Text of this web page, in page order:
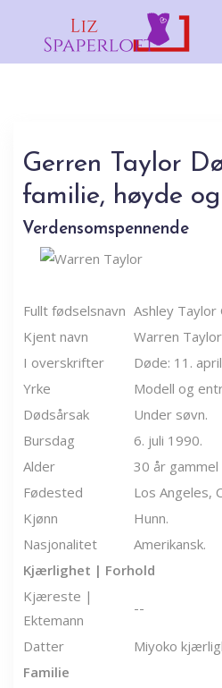
Gerren Taylor
familie, høyde
Verdensomspennende
Fullt fødselsnavn Ashley Taylor
Kjent navn
Warren Taylor
I overskrifter
Døde: 11.
Yrke
Modell og
Dødsårsak
Under søvn.
Bursdag
6. juli 1990.
Alder
30 år gammel
Fødested
Los Angeles,
Kjønn
Hunn.
Nasjonalitet
Amerikansk.
Kjærlighet | Forhold
Kjæreste |
Ektemann
--
Datter
Miyoko
Familie